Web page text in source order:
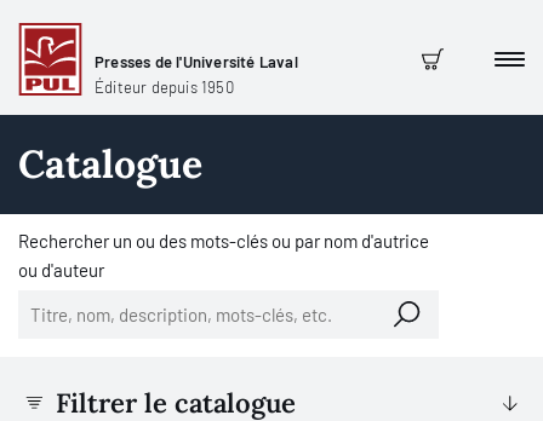
Presses de l'Université Laval
Éditeur depuis 1950
Panier
Catalogue
Rechercher un ou des mots-clés ou par nom d'autrice
ou d'auteur
Filtrer le catalogue